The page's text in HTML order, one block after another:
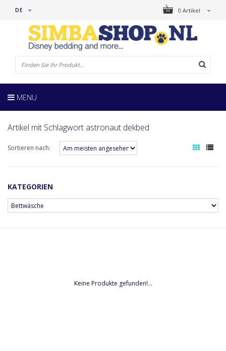
0 Artikel
DE
MENU
Artikel mit Schlagwort astronaut dekbed
Sortieren nach:
KATEGORIEN
Keine Produkte gefunden!...